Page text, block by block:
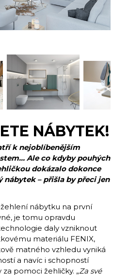
NÁBYTEK!
k nejoblíbenějším
Ale co kdyby pouhých
dokázalo dokonce
nábytek – přišla by přeci jen
nábytku na první
je tomu opravdu
daly vzniknout
materiálu FENIX,
matného vzhledu vyniká
a navíc i schopností
pomoci žehličky. „Za své